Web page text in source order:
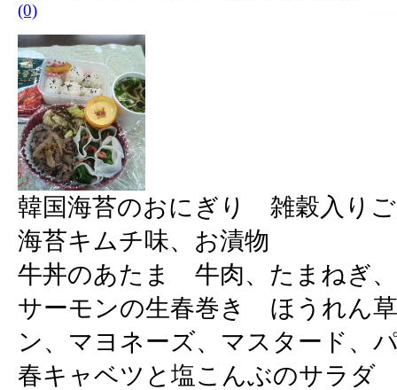
(0)
韓国海苔のおにぎり 雑穀入り
海苔キムチ味、お漬物
牛丼のあたま 牛肉、たまねぎ
サーモンの生春巻き ほうれん
ン、マヨネーズ、マスタード、
春キャベツと塩こんぶのサラダ